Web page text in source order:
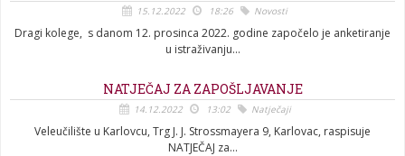
15.12.2022 18:26 Novosti
Dragi kolege, s danom 12. prosinca 2022. godine započelo je anketiranje
u istraživanju...
NATJEČAJ ZA ZAPOŠLJAVANJE
14.12.2022 13:02 Natječaji
Veleučilište u Karlovcu, Trg J. J. Strossmayera 9, Karlovac, raspisuje
NATJEČAJ za...